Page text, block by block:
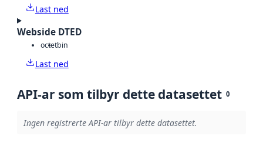
Last ned
Webside DTED
octetbin
Last ned
API-ar som tilbyr dette datasettet 0
Ingen registrerte API-ar tilbyr dette datasettet.